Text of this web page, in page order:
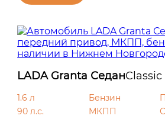
LADA Granta СеданClassic
1.6 л Бензин
90 л.с.
МКПП